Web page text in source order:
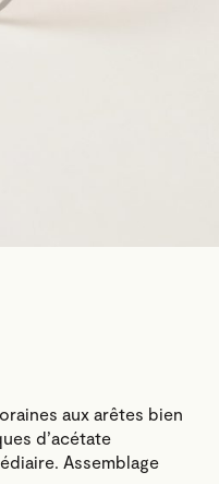
aux arêtes bien
d’acétate
Assemblage